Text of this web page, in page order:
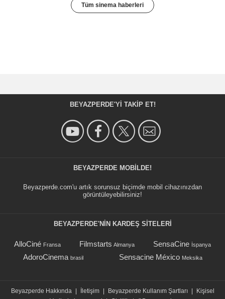
Tüm sinema haberleri
BEYAZPERDE'YI TAKIP ET!
BEYAZPERDE MOBILDE!
Beyazperde.com'u artık sorunsuz biçimde mobil cihazınızdan
görüntüleyebilirsiniz!
BEYAZPERDE'NIN KARDEŞ SİTELERİ
AlloCiné Fransa Filmstarts Almanya SensaCine İspanya
AdoroCinema brasil Sensacine México Meksika
Beyazperde Hakkında | İletişim | Beyazperde Kullanım Şartları |
Kişisel